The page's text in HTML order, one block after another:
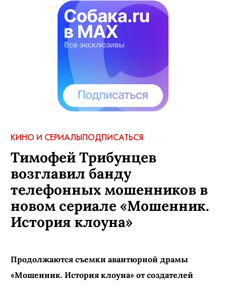
КИНО И СЕРИАЛЫ ПОДПИСАТЬСЯ
Тимофей Трибунцев
возглавил банду
телефонных мошенников в
новом сериале «Мошенник.
Продолжаются съемки авантюрной драмы